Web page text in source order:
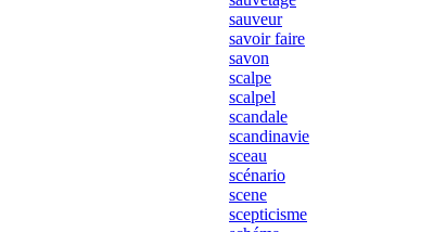
sauveur
savoir faire
savon
scalpe
scalpel
scandale
scandinavie
sceau
scénario
scene
scepticisme